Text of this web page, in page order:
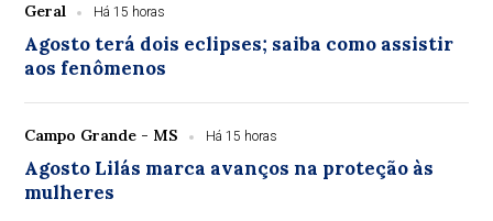
Geral Há 15 horas
Agosto terá dois eclipses; saiba como assistir
aos fenômenos
Campo Grande - MS Há 15 horas
Agosto Lilás marca avanços na proteção às
mulheres